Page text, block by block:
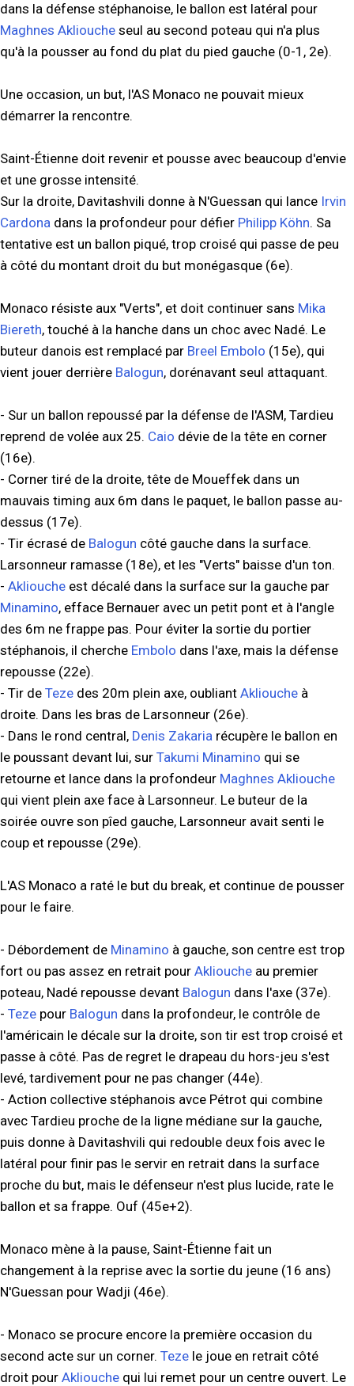
dans la défense stéphanoise, le ballon est latéral pour
Maghnes Akliouche seul au second poteau qui n'a plus
qu'à la pousser au fond du plat du pied gauche (0-1, 2e).
Une occasion, un but, l'AS Monaco ne pouvait mieux
démarrer la rencontre.
Saint-Étienne doit revenir et pousse avec beaucoup d'envie
et une grosse intensité.
Sur la droite, Davitashvili donne à N'Guessan qui lance Irvin
Cardona dans la profondeur pour défier Philipp Köhn. Sa
tentative est un ballon piqué, trop croisé qui passe de peu
à côté du montant droit du but monégasque (6e).
Monaco résiste aux "Verts", et doit continuer sans Mika
Biereth, touché à la hanche dans un choc avec Nadé. Le
buteur danois est remplacé par Breel Embolo (15e), qui
vient jouer derrière Balogun, dorénavant seul attaquant.
- Sur un ballon repoussé par la défense de l'ASM, Tardieu
reprend de volée aux 25. Caio dévie de la tête en corner
(16e).
- Corner tiré de la droite, tête de Moueffek dans un
mauvais timing aux 6m dans le paquet, le ballon passe au-
dessus (17e).
- Tir écrasé de Balogun côté gauche dans la surface.
Larsonneur ramasse (18e), et les "Verts" baisse d'un ton.
- Akliouche est décalé dans la surface sur la gauche par
Minamino, efface Bernauer avec un petit pont et à l'angle
des 6m ne frappe pas. Pour éviter la sortie du portier
stéphanois, il cherche Embolo dans l'axe, mais la défense
repousse (22e).
- Tir de Teze des 20m plein axe, oubliant Akliouche à
droite. Dans les bras de Larsonneur (26e).
- Dans le rond central, Denis Zakaria récupère le ballon en
le poussant devant lui, sur Takumi Minamino qui se
retourne et lance dans la profondeur Maghnes Akliouche
qui vient plein axe face à Larsonneur. Le buteur de la
soirée ouvre son pîed gauche, Larsonneur avait senti le
coup et repousse (29e).
L'AS Monaco a raté le but du break, et continue de pousser
pour le faire.
- Débordement de Minamino à gauche, son centre est trop
fort ou pas assez en retrait pour Akliouche au premier
poteau, Nadé repousse devant Balogun dans l'axe (37e).
- Teze pour Balogun dans la profondeur, le contrôle de
l'américain le décale sur la droite, son tir est trop croisé et
passe à côté. Pas de regret le drapeau du hors-jeu s'est
levé, tardivement pour ne pas changer (44e).
- Action collective stéphanois avce Pétrot qui combine
avec Tardieu proche de la ligne médiane sur la gauche,
puis donne à Davitashvili qui redouble deux fois avec le
latéral pour finir pas le servir en retrait dans la surface
proche du but, mais le défenseur n'est plus lucide, rate le
ballon et sa frappe. Ouf (45e+2).
Monaco mène à la pause, Saint-Étienne fait un
changement à la reprise avec la sortie du jeune (16 ans)
N'Guessan pour Wadji (46e).
- Monaco se procure encore la première occasion du
second acte sur un corner. Teze le joue en retrait côté
droit pour Akliouche qui lui remet pour un centre ouvert. Le